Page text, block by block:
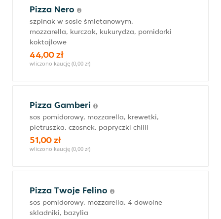
Pizza Nero
szpinak w sosie śmietanowym,
mozzarella, kurczak, kukurydza, pomidorki
koktajlowe
44,00 zł
wliczono kaucję (0,00 zł)
Pizza Gamberi
sos pomidorowy, mozzarella, krewetki,
pietruszka, czosnek, papryczki chilli
51,00 zł
wliczono kaucję (0,00 zł)
Pizza Twoje Felino
sos pomidorowy, mozzarella, 4 dowolne
skladniki, bazylia